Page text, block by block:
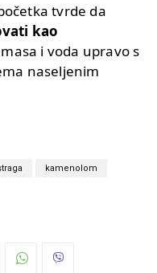
tvrde da
kao
i voda upravo s
naseljenim
kamenolom